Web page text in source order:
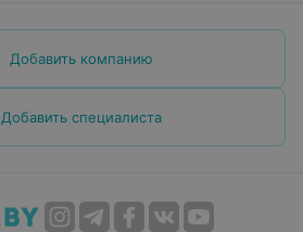
Добавить компанию
Добавить специалиста